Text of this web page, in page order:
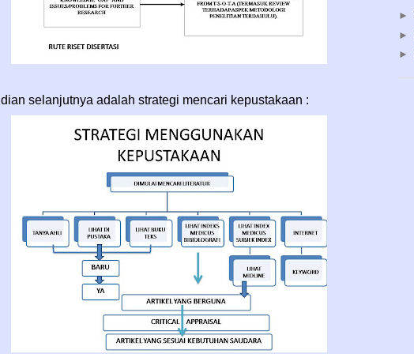
selanjutnya adalah strategi mencari kepustakaan :
►
►
►